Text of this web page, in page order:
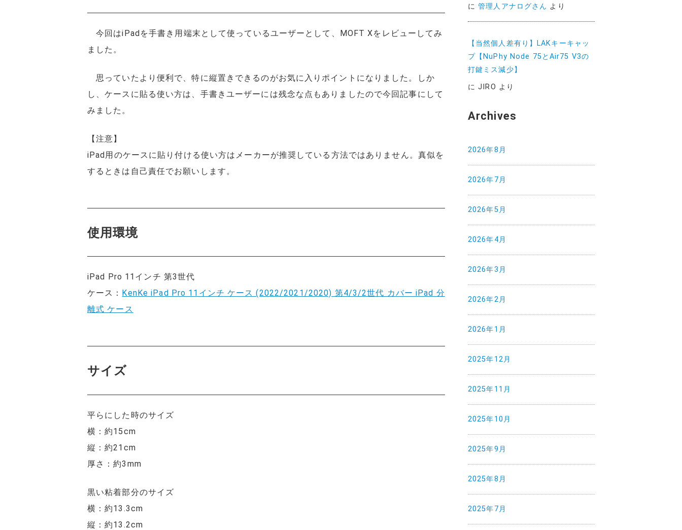
今回はiPadを手書き用端末として使っているユーザーとして、MOFT Xをレビューしてみ
ました。
思っていたより便利で、特に縦置きできるのがお気に入りポイントになりました。しか
し、ケースに貼る使い方は、手書きユーザーには残念な点もありましたので今回記事にして
みました。
【注意】
iPad用のケースに貼り付ける使い方はメーカーが推奨している方法ではありません。真似を
するときは自己責任でお願いします。
使用環境
iPad Pro 11インチ 第3世代
ケース： KenKe iPad Pro 11インチ ケース (2022/2021/2020) 第4/3/2世代 カバー iPad 分
離式 ケース
サイズ
平らにした時のサイズ
横：約15cm
縦：約21cm
厚さ：約3mm
黒い粘着部分のサイズ
横：約13.3cm
縦：約13.2cm
に管理人アナログさん より
【当然個人差有り】LAKキーキャッ
プ【NuPhy Node 75とAir75 V3の
打鍵ミス減少】
にJIRO より
Archives
2026年8月
2026年7月
2026年5月
2026年4月
2026年3月
2026年2月
2026年1月
2025年12月
2025年11月
2025年10月
2025年9月
2025年8月
2025年7月